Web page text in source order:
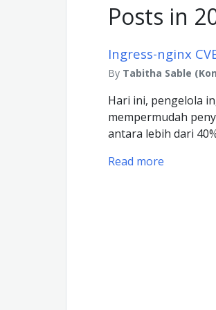
Posts in
Ingress-nginx
By Tabitha Sable
Hari ini, pengelola
mempermudah
antara lebih dari
Read more